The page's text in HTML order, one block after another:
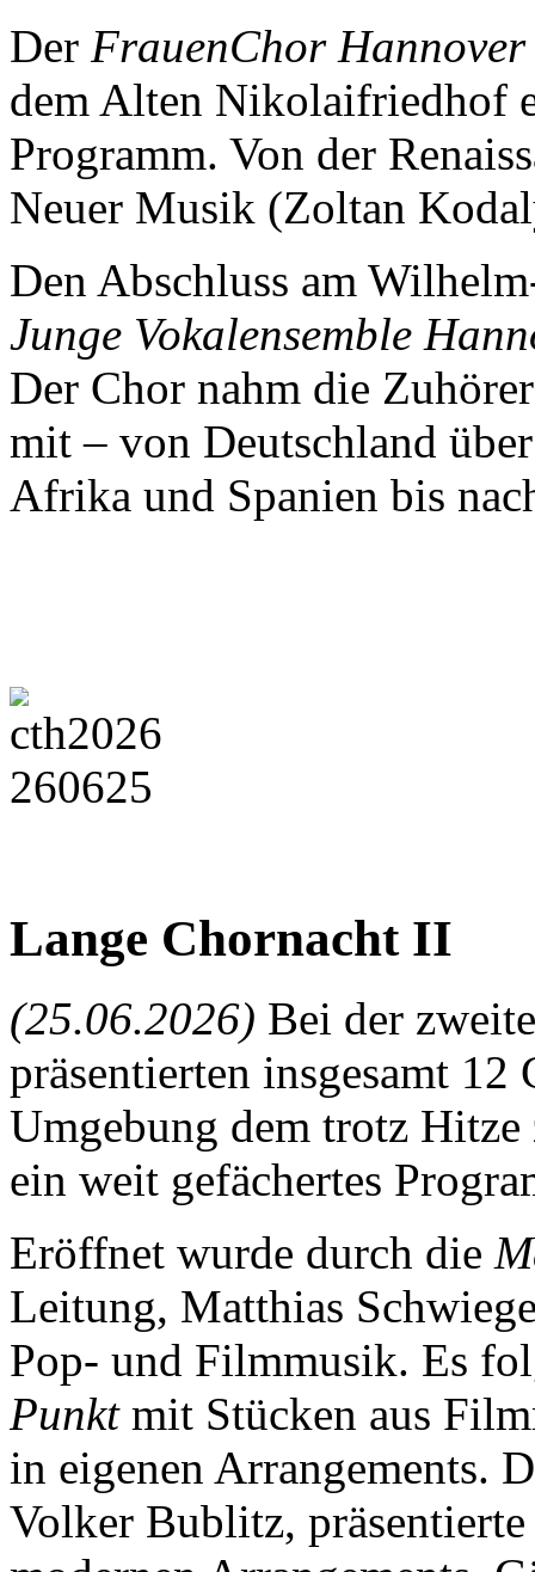
Der FrauenChor Hannover
dem Alten Nikolaifriedhof
Programm. Von der
Neuer Musik (Zoltan
Den Abschluss am
Junge Vokalensemble
Der Chor nahm die
mit – von Deutschland
Afrika und Spanien bis
Lange Chornacht II
(25.06.2026) Bei der
präsentierten insgesamt 12
Umgebung dem trotz
ein weit gefächertes
Eröffnet wurde durch die
Leitung, Matthias
Pop- und Filmmusik. Es
Punktmit Stücken aus
in eigenen Arrangements.
Volker Bublitz,